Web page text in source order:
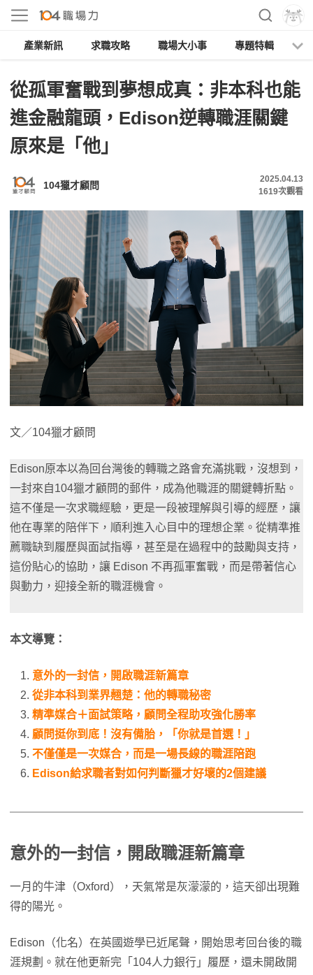
產業新訊 求職攻略 職場大小事 專題特輯
從孤軍奮戰到夢想成真：非本科也能
進金融龍頭，Edison逆轉職涯關鍵
原來是「他」
104獵才顧問
2025.04.13
1619次觀看
文／104獵才顧問
Edison原本以為回台灣後的轉職之路會充滿挑戰，沒想到，
一封來自104獵才顧問的郵件，成為他職涯的關鍵轉折點。
這不僅是一次求職經驗，更是一段被理解與引導的經歷，讓
他在專業的陪伴下，順利進入心目中的理想企業。從精準推
薦職缺到履歷與面試指導，甚至是在過程中的鼓勵與支持，
這份貼心的協助，讓 Edison 不再孤軍奮戰，而是帶著信心
與動力，迎接全新的職涯機會。
本文導覽：
意外的一封信，開啟職涯新篇章
從非本科到業界翹楚：他的轉職秘密
精準媒合＋面試策略，顧問全程助攻強化勝率
顧問挺你到底！沒有備胎，「你就是首選！」
不僅僅是一次媒合，而是一場長線的職涯陪跑
Edison給求職者對如何判斷獵才好壞的2個建議
意外的一封信，開啟職涯新篇章
一月的牛津（Oxford），天氣常是灰濛濛的，這天卻出現難
得的陽光。
Edison（化名）在英國遊學已近尾聲，開始思考回台後的職
涯規劃。就在他更新完「104人力銀行」履歷，還未開啟開